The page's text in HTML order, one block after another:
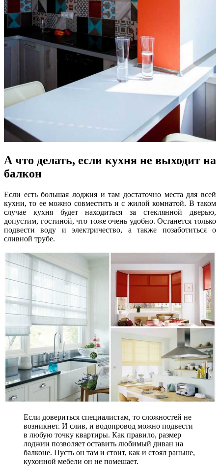
А что делать, если кухня не выходит на
балкон
Если есть большая лоджия и там достаточно места для всей
кухни, то ее можно совместить и с жилой комнатой. В таком
случае кухня будет находиться за стеклянной дверью,
допустим, гостиной, что тоже очень удобно. Останется только
подвести воду и электричество, а также позаботиться о
сливной трубе.
Если довериться специалистам, то сложностей не
возникнет. И слив, и водопровод можно подвести
в любую точку квартиры. Как правило, размер
лоджии позволяет оставить любимый диван на
балконе. Пусть он там и стоит, как и стоял раньше,
кухонной мебели он не помешает.